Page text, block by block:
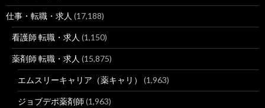
仕事・転職・求人 (17,188)
看護師 転職・求人 (1,150)
薬剤師 転職・求人 (15,875)
エムスリーキャリア（薬キャリ） (1,963)
ジョブデポ薬剤師 (1,963)